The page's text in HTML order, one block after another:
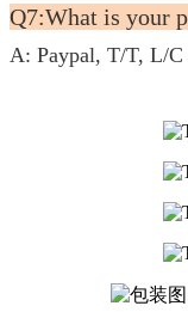
Q7:What is your
A: Paypal, T/T, L/C